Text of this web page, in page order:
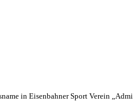
in Eisenbahner Sport Verein